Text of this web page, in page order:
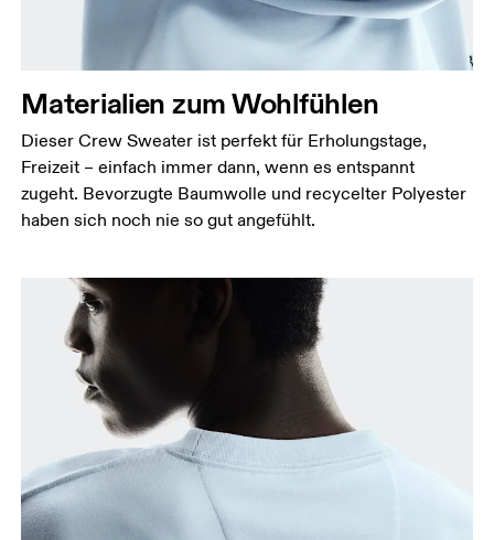
Materialien zum Wohlfühlen
Dieser Crew Sweater ist perfekt für Erholungstage,
Freizeit – einfach immer dann, wenn es entspannt
zugeht. Bevorzugte Baumwolle und recycelter Polyester
haben sich noch nie so gut angefühlt.